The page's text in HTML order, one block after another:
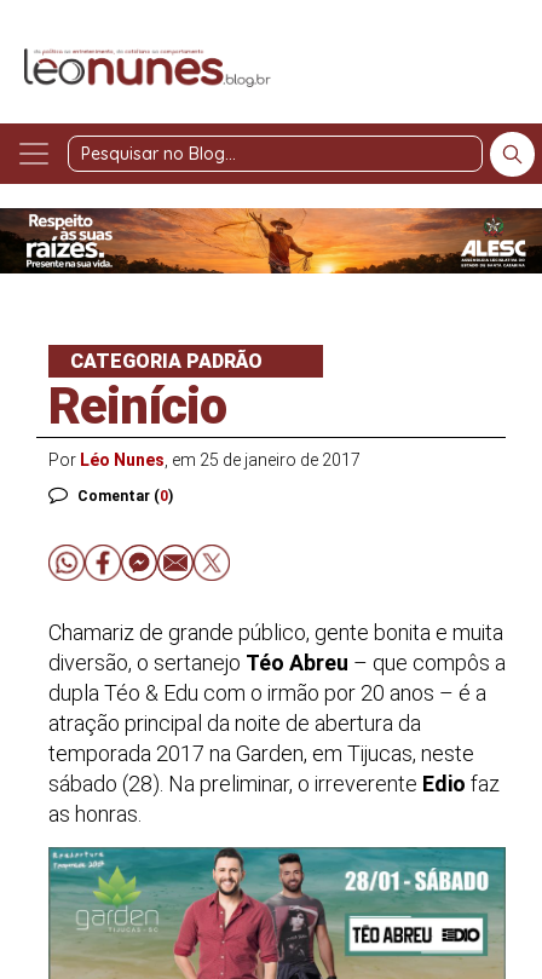
Pesquisar
Blog
CATEGORIA PADRÃO
Reinício
Por Léo Nunes , em 25 de janeiro de 2017
Comentar (0)
Chamariz de grande público, gente bonita e muita
diversão, o sertanejo Téo Abreu – que compôs a
dupla Téo & Edu com o irmão por 20 anos – é a
atração principal da noite de abertura da
temporada 2017 na Garden, em Tijucas, neste
sábado (28). Na preliminar, o irreverente Edio faz
as honras.